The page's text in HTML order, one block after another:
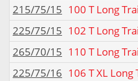
215/75/15 100 T Long
225/75/15 102 T Long
265/70/15 110 T Long
225/75/16 106 T XL Long